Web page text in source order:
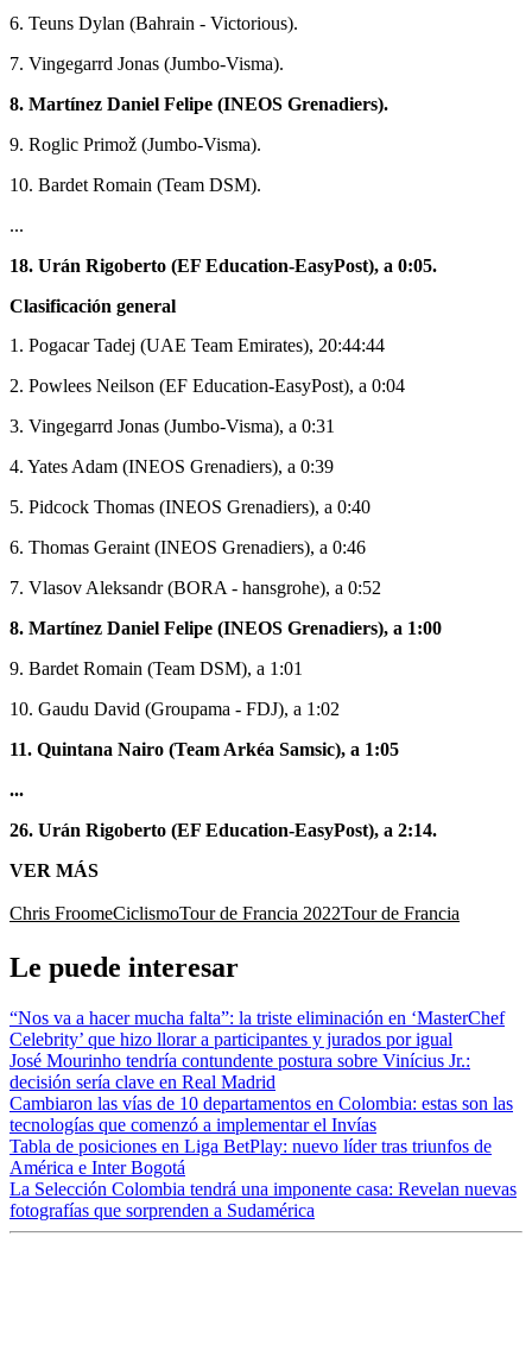
6. Teuns Dylan (Bahrain - Victorious).
7. Vingegarrd Jonas (Jumbo-Visma).
8. Martínez Daniel Felipe (INEOS Grenadiers).
9. Roglic Primož (Jumbo-Visma).
10. Bardet Romain (Team DSM).
...
18. Urán Rigoberto (EF Education-EasyPost), a 0:05.
Clasificación general
1. Pogacar Tadej (UAE Team Emirates), 20:44:44
2. Powlees Neilson (EF Education-EasyPost), a 0:04
3. Vingegarrd Jonas (Jumbo-Visma), a 0:31
4. Yates Adam (INEOS Grenadiers), a 0:39
5. Pidcock Thomas (INEOS Grenadiers), a 0:40
6. Thomas Geraint (INEOS Grenadiers), a 0:46
7. Vlasov Aleksandr (BORA - hansgrohe), a 0:52
8. Martínez Daniel Felipe (INEOS Grenadiers), a 1:00
9. Bardet Romain (Team DSM), a 1:01
10. Gaudu David (Groupama - FDJ), a 1:02
11. Quintana Nairo (Team Arkéa Samsic), a 1:05
...
26. Urán Rigoberto (EF Education-EasyPost), a 2:14.
VER MÁS
Chris FroomeCiclismoTour de Francia 2022Tour de Francia
Le puede interesar
“Nos va a hacer mucha falta”: la triste eliminación en ‘MasterChef
Celebrity’ que hizo llorar a participantes y jurados por igual
José Mourinho tendría contundente postura sobre Vinícius Jr.:
decisión sería clave en Real Madrid
Cambiaron las vías de 10 departamentos en Colombia: estas son las
tecnologías que comenzó a implementar el Invías
Tabla de posiciones en Liga BetPlay: nuevo líder tras triunfos de
América e Inter Bogotá
La Selección Colombia tendrá una imponente casa: Revelan nuevas
fotografías que sorprenden a Sudamérica